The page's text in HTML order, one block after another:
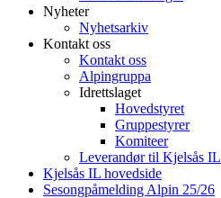
Nyheter
Nyhetsarkiv
Kontakt oss
Kontakt oss
Alpingruppa
Idrettslaget
Hovedstyret
Gruppestyrer
Komiteer
Leverandør til Kjelsås IL
Kjelsås IL hovedside
Sesongpåmelding Alpin 25/26